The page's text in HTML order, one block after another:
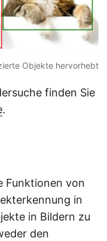
Objekte hervorhebt
finden Sie
.
Funktionen von
in
in Bildern zu
den